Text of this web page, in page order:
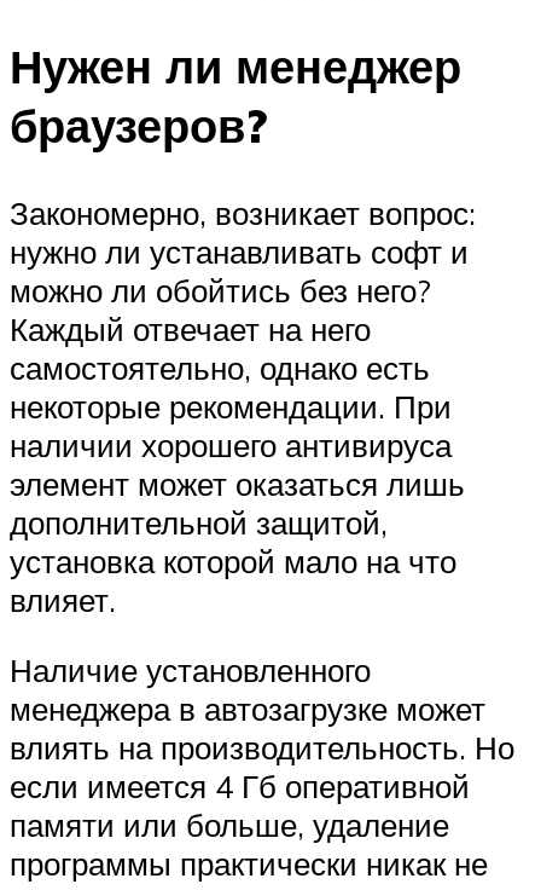
Нужен ли менеджер
браузеров?
Закономерно, возникает вопрос:
нужно ли устанавливать софт и
можно ли обойтись без него?
Каждый отвечает на него
самостоятельно, однако есть
некоторые рекомендации. При
наличии хорошего антивируса
элемент может оказаться лишь
дополнительной защитой,
установка которой мало на что
влияет.
Наличие установленного
менеджера в автозагрузке может
влиять на производительность. Но
если имеется 4 Гб оперативной
памяти или больше, удаление
программы практически никак не